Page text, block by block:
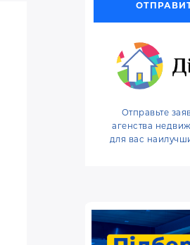
s
t
Отправьте
агенства
для вас